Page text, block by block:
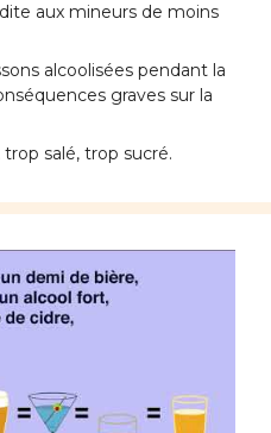
aux mineurs de moins
alcoolisées pendant la
graves sur la
salé, trop sucré.